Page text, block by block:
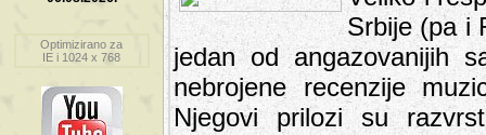
Optimizirano za
IE i 1024 x 768
Srbije (pa i
jedan od angazovanijih
nebrojene recenzije
Njegovi prilozi su